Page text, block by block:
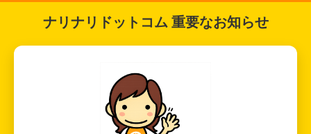
ナリナリドットコム 重要なお知らせ